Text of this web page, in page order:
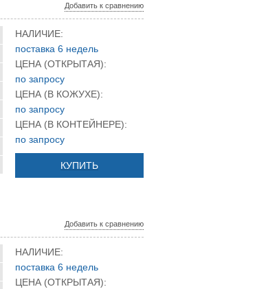
Добавить к сравнению
НАЛИЧИЕ:
поставка 6 недель
ЦЕНА (ОТКРЫТАЯ):
по запросу
ЦЕНА (В КОЖУХЕ):
по запросу
ЦЕНА (В КОНТЕЙНЕРЕ):
по запросу
КУПИТЬ
Добавить к сравнению
НАЛИЧИЕ:
поставка 6 недель
ЦЕНА (ОТКРЫТАЯ):